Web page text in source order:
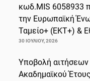
κωδ.MIS 6058933
την Ευρωπαϊκή
Ταμείο+ (ΕΚΤ+) &
30 ΙΟΥΛΊΟΥ, 2026
Υποβολή αιτήσεων
Ακαδημαϊκού